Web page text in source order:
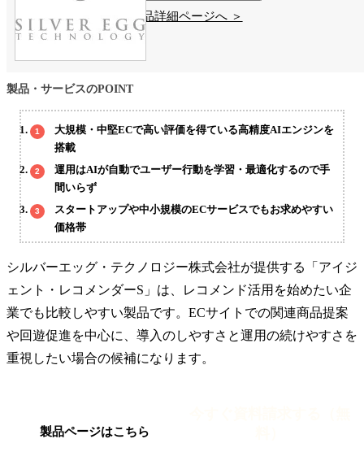
製品詳細ページへ ＞
製品・サービスのPOINT
大規模・中堅ECで高い評価を得ている高精度AIエンジンを
搭載
運用はAIが自動でユーザー行動を学習・最適化するので手
間いらず
スタートアップや中小規模のECサービスでもお求めやすい
価格帯
シルバーエッグ・テクノロジー株式会社が提供する「アイジ
ェント・レコメンダーS」は、レコメンド活用を始めたい企
業でも比較しやすい製品です。ECサイトでの関連商品提案
や回遊促進を中心に、導入のしやすさと運用の続けやすさを
重視したい場合の候補になります。
製品ページはこちら